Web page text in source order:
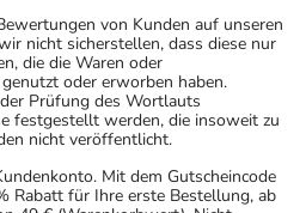
von Kunden auf unseren
nicht sicherstellen, dass diese nur
die die Waren oder
oder erworben haben.
Prüfung des Wortlauts
festgestellt werden, die insoweit zu
nicht veröffentlicht.
Mit dem Gutscheincode
Rabatt für Ihre erste Bestellung, ab